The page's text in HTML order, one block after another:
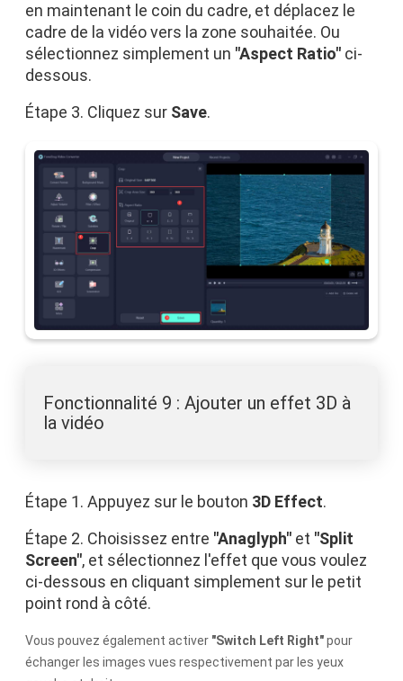
en maintenant le coin du cadre, et déplacez le
cadre de la vidéo vers la zone souhaitée. Ou
sélectionnez simplement un "Aspect Ratio" ci-
dessous.
Étape 3. Cliquez sur Save.
Fonctionnalité 9 : Ajouter un effet 3D à
la vidéo
Étape 1. Appuyez sur le bouton 3D Effect.
Étape 2. Choisissez entre "Anaglyph" et "Split
Screen", et sélectionnez l'effet que vous voulez
ci-dessous en cliquant simplement sur le petit
point rond à côté.
Vous pouvez également activer "Switch Left Right"pour
échanger les images vues respectivement par les yeux